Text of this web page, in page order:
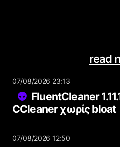
read
07/08/2026 23:13
FluentCleaner
CCleaner χωρίς bloat
07/08/2026 12:50